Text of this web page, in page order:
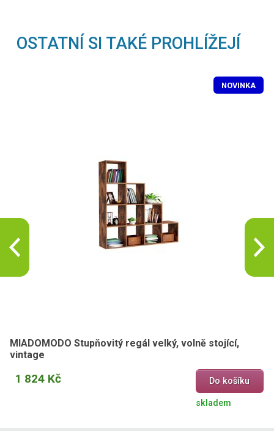
OSTATNÍ SI TAKÉ PROHLÍŽEJÍ
NOVINKA
MIADOMODO Stupňovitý regál velký, volně stojící,
vintage
1 824 Kč Do košíku
skladem